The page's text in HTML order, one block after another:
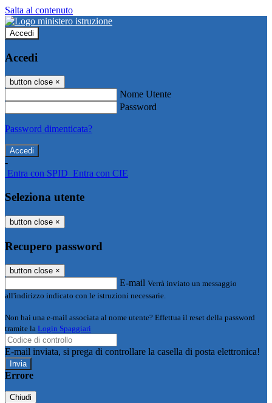
Salta al contenuto
Accedi
Accedi
button close ×
Nome Utente
Password
Password dimenticata?
-
Entra con SPID Entra con CIE
Seleziona utente
button close ×
Recupero password
button close ×
E-mail Verrà inviato un messaggio
all'indirizzo indicato con le istruzioni necessarie.
Non hai una e-mail associata al nome utente? Effettua il reset della password
tramite la Login Spaggiari
E-mail inviata, si prega di controllare la casella di posta elettronica!
Errore
Chiudi